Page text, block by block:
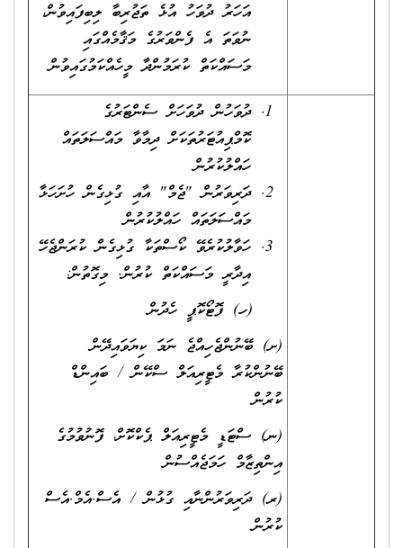
އަހަރު ދުވަހު އުޅެ ތަޖުރިބާ ލިބިފައިވުން،
ނުވަތަ އެ ފެންވަރުގެ މަޤާމެއްގައި
މަސައްކަތް ކުރަމުންދާ މީހެއްކަމުގައިވުން
ދުވަހުން ދުވަހަށް ސެންޓަރުގެ
ކޮމްޕިއުޓަރުތަކަށް ދިމާވާ މައްސަލަތައް
ހައްލުކުރުން
ދަރިވަރުން "ޖެމް" އާއި ގުޅިގެން ހުށަހަޅާ
މައްސަލަތައް ހައްލުކުރުން
ހަވާލުކުރެވޭ ކޯސްތަކާ ގުޅިގެން ކުރަންޖެހޭ
އިދާރީ މަސައްކަތް ކުރުން. މިގޮތުން:
(ހ) ފޮޓޯކޮޕީ ހެދުން
(ށ) ބޭނުންޖެހިއްޖެ ނަމަ ކިޔަވައިދޭން
ބޭނުންކުރާ މެޓީރިއަލް ސްކޭން / ބައިންޑް
ކުރުން
(ނ) ސްޓަޑީ މެޓީރިއަލް ޕެކްކޮށް، ފޮނުވުމުގެ
އިންތިޒާމް ހަމަޖެއްސުން
(ރ) ދަރިވަރުންނާއި ގުޅުން / އެސް.އެމް.އެސް
ކުރުން